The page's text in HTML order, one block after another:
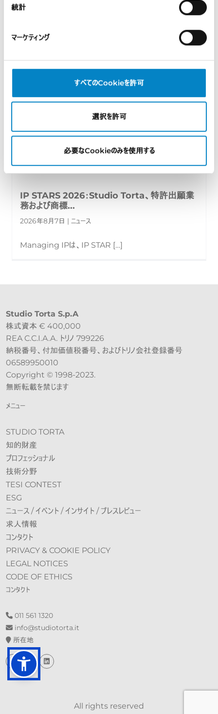
統計
マーケティング
すべてのCookieを許可
選択を許可
必要なCookieのみを使用する
一...
IP STARS 2026：Studio Torta、特許出願業
務および商標...
2026年8月7日 | ニュース
Managing IPは、IP STAR […]
Studio Torta S.p.A
株式資本 € 400,000
REA C.C.I.A.A. トリノ 799226
納税番号、付加価値税番号、およびトリノ会社登録番号
06589950010
Copyright © 1998-2023.
無断転載を禁じます
メニュー
STUDIO TORTA
知的財産
プロフェッショナル
技術分野
TESI CONTEST
ESG
ニュース / イベント / インサイト / プレスレビュー
求人情報
コンタクト
PRIVACY & COOKIE POLICY
LEGAL NOTICES
CODE OF ETHICS
コンタクト
011 561 1320
info@st​​udiotorta.it
所在地
All rights reserved